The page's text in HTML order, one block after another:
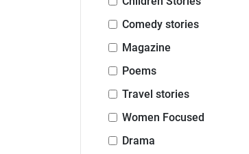
Comedy stories
Magazine
Poems
Travel stories
Women Focused
Drama